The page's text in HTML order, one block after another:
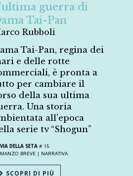
guerra di
Tai-Pan
Rubboli
Tai-Pan, regina dei
e delle rotte
è pronta a
per cambiare il
della sua ultima
Una storia
all'epoca
serie tv “Shogun”
DELLA SETA # 15
BREVE | NARRATIVA
SCOPRI DI PIÙ